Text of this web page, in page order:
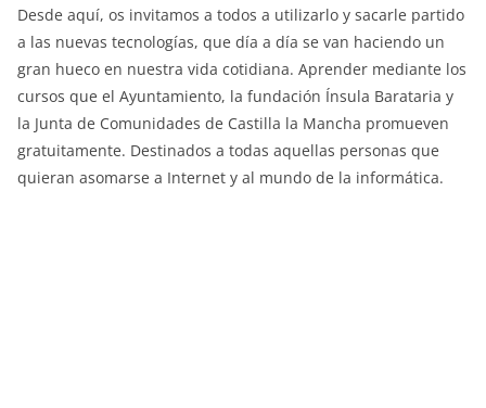
Desde aquí, os invitamos a todos a utilizarlo y sacarle partido
a las nuevas tecnologías, que día a día se van haciendo un
gran hueco en nuestra vida cotidiana. Aprender mediante los
cursos que el Ayuntamiento, la fundación Ínsula Barataria y
la Junta de Comunidades de Castilla la Mancha promueven
gratuitamente. Destinados a todas aquellas personas que
quieran asomarse a Internet y al mundo de la informática.